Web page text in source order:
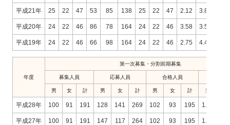
平成21年 25 22 47 53 85 138 25 22 47 2.12 3.86
平成20年 24 22 46 86 78 164 24 22 46 3.58 3.55
平成19年 24 22 46 66 98 164 24 22 46 2.75 4.45
年度
第一次募集・分割前期募集
募集人員 応募人員 合格人員
男 女 計 男 女 計 男 女 計 男
平成28年 100 91 191 128 141 269 102 93 195 1.25
平成27年 100 91 191 147 117 264 102 93 195 1.44